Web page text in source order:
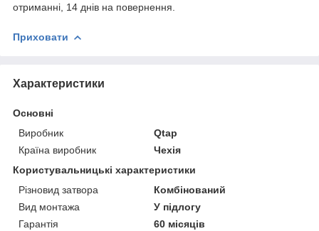
отриманні, 14 днів на повернення.
Приховати
Характеристики
Основні
Виробник
Qtap
Країна виробник
Чехія
Користувальницькі характеристики
Різновид затвора
Комбінований
Вид монтажа
У підлогу
Гарантія
60 місяців